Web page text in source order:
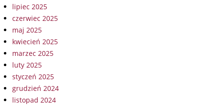
lipiec 2025
czerwiec 2025
maj 2025
kwiecień 2025
marzec 2025
luty 2025
styczeń 2025
grudzień 2024
listopad 2024